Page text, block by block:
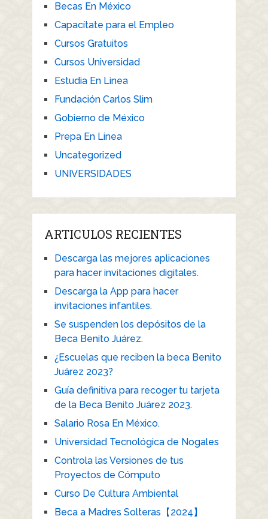
Becas En México
Capacítate para el Empleo
Cursos Gratuitos
Cursos Universidad
Estudia En Linea
Fundación Carlos Slim
Gobierno de México
Prepa En Linea
Uncategorized
UNIVERSIDADES
ARTICULOS RECIENTES
Descarga las mejores aplicaciones
para hacer invitaciones digitales.
Descarga la App para hacer
invitaciones infantiles.
Se suspenden los depósitos de la
Beca Benito Juárez.
¿Escuelas que reciben la beca Benito
Juárez 2023?
Guía definitiva para recoger tu tarjeta
de la Beca Benito Juárez 2023.
Salario Rosa En México.
Universidad Tecnológica de Nogales
Controla las Versiones de tus
Proyectos de Cómputo
Curso De Cultura Ambiental
Beca a Madres Solteras【2024】